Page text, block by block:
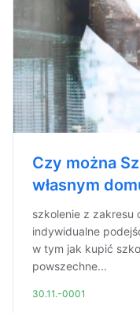
Czy można
własnym
szkolenie z zakresu
indywidualne
w tym jak kupić
powszechne...
30.11.-0001